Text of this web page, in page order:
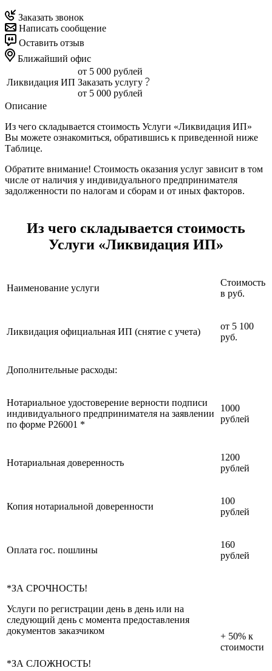
Заказать звонок
Написать сообщение
Оставить отзыв
Ближайший офис
Ликвидация ИП
от 5 000 рублей
Заказать услугу
от 5 000 рублей
Описание
Из чего складывается стоимость Услуги «Ликвидация ИП»
Вы можете ознакомиться, обратившись к приведенной ниже
Таблице.
Обратите внимание! Стоимость оказания услуг зависит в том
числе от наличия у индивидуального предпринимателя
задолженности по налогам и сборам и от иных факторов.
Из чего складывается стоимость
Услуги «Ликвидация ИП»
Наименование услуги
Стоимость
в руб.
Ликвидация официальная ИП (снятие с учета)
от 5 100
руб.
Дополнительные расходы:
Нотариальное удостоверение верности подписи
индивидуального предпринимателя на заявлении
по форме Р26001 *
1000
рублей
Нотариальная доверенность
1200
рублей
Копия нотариальной доверенности
100
рублей
Оплата гос. пошлины
160
рублей
*ЗА СРОЧНОСТЬ!
Услуги по регистрации день в день или на
следующий день с момента предоставления
документов заказчиком
+ 50% к
стоимости
*ЗА СЛОЖНОСТЬ!